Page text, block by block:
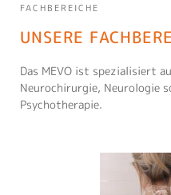
FACHBEREICHE
UNSERE
Das MEVO ist spezialisiert
Neurochirurgie, Neurologie
Psychotherapie.